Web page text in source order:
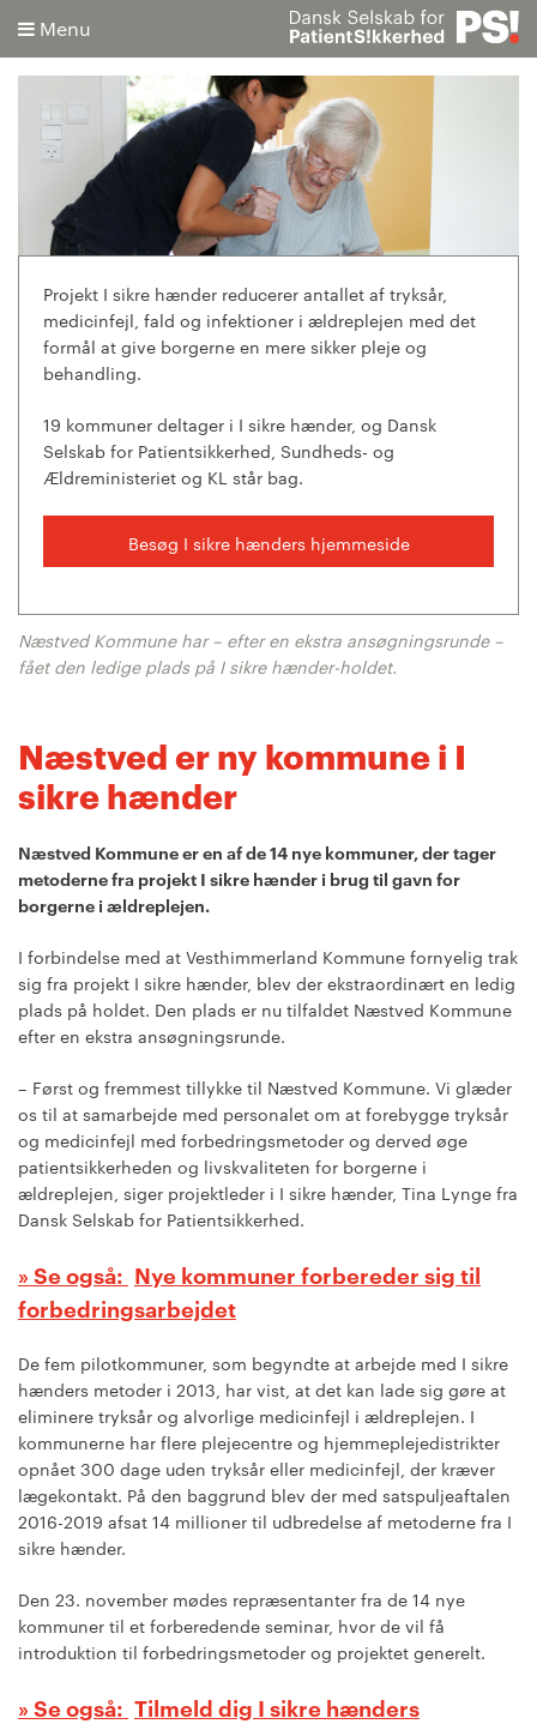
Menu
Søg
Avanceret søgning
Projekt I sikre hænder reducerer antallet af tryksår,
medicinfejl, fald og infektioner i ældreplejen med det
formål at give borgerne en mere sikker pleje og
behandling.
19 kommuner deltager i I sikre hænder, og Dansk
Selskab for Patientsikkerhed, Sundheds- og
Ældreministeriet og KL står bag.
Besøg I sikre hænders hjemmeside
Næstved Kommune har – efter en ekstra ansøgningsrunde –
fået den ledige plads på I sikre hænder-holdet.
Næstved er ny kommune i I
sikre hænder
Næstved Kommune er en af de 14 nye kommuner, der tager
metoderne fra projekt I sikre hænder i brug til gavn for
borgerne i ældreplejen.
I forbindelse med at Vesthimmerland Kommune fornyelig trak
sig fra projekt I sikre hænder, blev der ekstraordinært en ledig
plads på holdet. Den plads er nu tilfaldet Næstved Kommune
efter en ekstra ansøgningsrunde.
– Først og fremmest tillykke til Næstved Kommune. Vi glæder
os til at samarbejde med personalet om at forebygge tryksår
og medicinfejl med forbedringsmetoder og derved øge
patientsikkerheden og livskvaliteten for borgerne i
ældreplejen, siger projektleder i I sikre hænder, Tina Lynge fra
Dansk Selskab for Patientsikkerhed.
Nye kommuner forbereder sig til
forbedringsarbejdet
De fem pilotkommuner, som begyndte at arbejde med I sikre
hænders metoder i 2013, har vist, at det kan lade sig gøre at
eliminere tryksår og alvorlige medicinfejl i ældreplejen. I
kommunerne har flere plejecentre og hjemmeplejedistrikter
opnået 300 dage uden tryksår eller medicinfejl, der kræver
lægekontakt. På den baggrund blev der med satspuljeaftalen
2016-2019 afsat 14 millioner til udbredelse af metoderne fra I
sikre hænder.
Den 23. november mødes repræsentanter fra de 14 nye
kommuner til et forberedende seminar, hvor de vil få
introduktion til forbedringsmetoder og projektet generelt.
Tilmeld dig I sikre hænders